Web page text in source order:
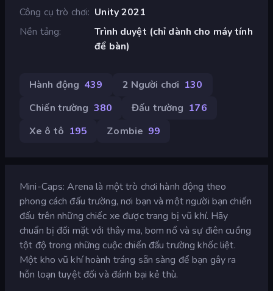
Công cụ trò chơi Unity 2021
Nền tảng
Trình duyệt (chỉ dành cho máy tính
để bàn)
Hành động 439 2 Người chơi 130
Chiến trường 380 Đấu trường 176
Xe ô tô 195 Zombie 99
Mini-Caps: Arena là một trò chơi hành động theo
phong cách đấu trường, nơi bạn và một người bạn chiến
đấu trên những chiếc xe được trang bị vũ khí. Hãy
chuẩn bị đối mặt với thây ma, bom nổ và sự điên cuồng
tột độ trong những cuộc chiến đấu trường khốc liệt.
Một kho vũ khí hoành tráng sẵn sàng để bạn gây ra
hỗn loạn tuyệt đối và đánh bại kẻ thù.